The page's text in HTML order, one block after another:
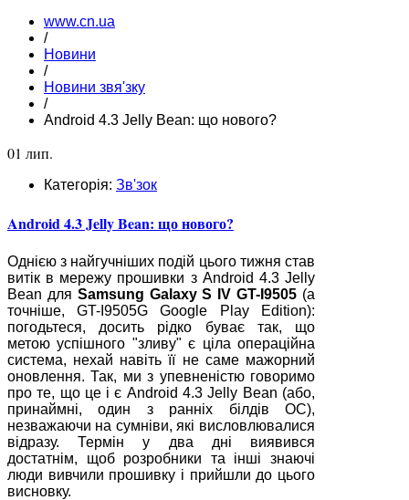
www.cn.ua
/
Новини
/
Новини звя'зку
/
Android 4.3 Jelly Bean: що нового?
01 лип.
Категорія: Зв'зок
Android 4.3 Jelly Bean: що нового?
Однією з найгучніших подій цього тижня став
витік в мережу прошивки з Android 4.3 Jelly
Bean для Samsung Galaxy S IV GT-I9505 (а
точніше, GT-I9505G Google Play Edition):
погодьтеся, досить рідко буває так, що
метою успішного "зливу" є ціла операційна
система, нехай навіть її не саме мажорний
оновлення. Так, ми з упевненістю говоримо
про те, що це і є Android 4.3 Jelly Bean (або,
принаймні, один з ранніх білдів ОС),
незважаючи на сумніви, які висловлювалися
відразу. Термін у два дні виявився
достатнім, щоб розробники та інші знаючі
люди вивчили прошивку і прийшли до цього
висновку.